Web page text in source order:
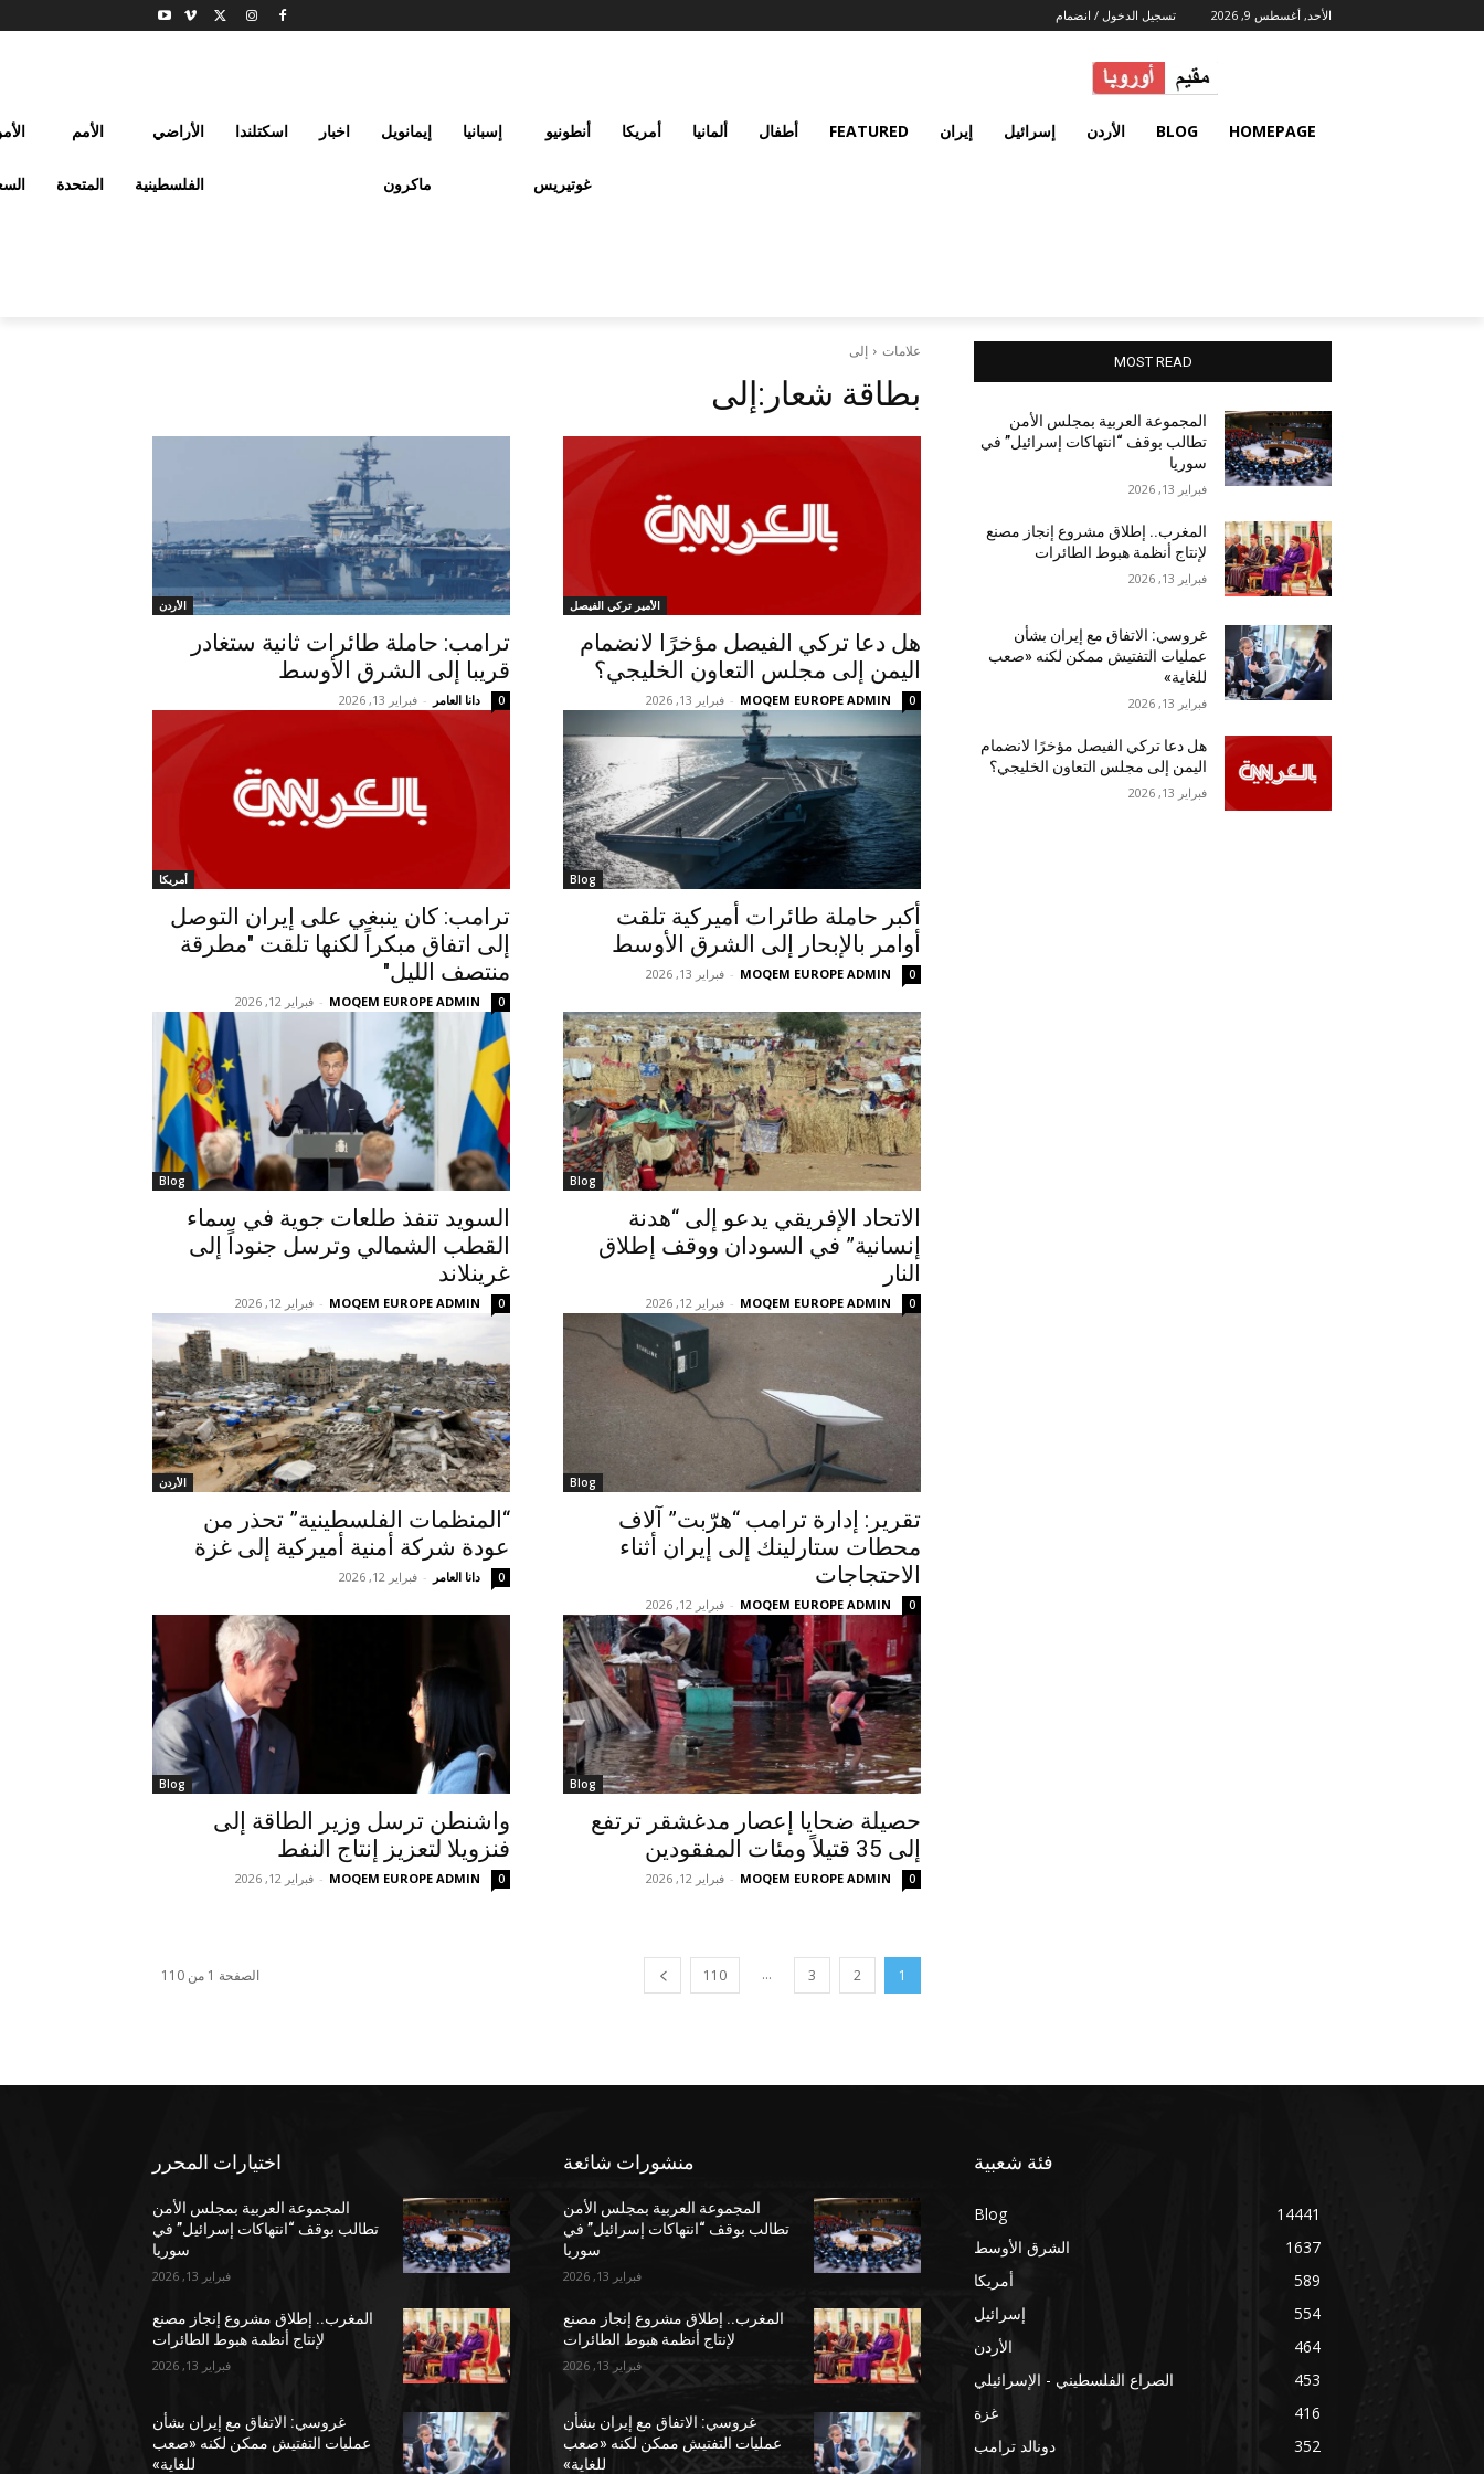
الأحد, أغسطس 9, 2026 تسجيل الدخول / انضمام
HOMEPAGE
BLOG الأردن إسرائيل إيران FEATURED أطفال ألمانيا أمريكا أنطونيو
غوتيريس
إسبانيا إيمانويل
ماكرون
اخبار اسكتلندا الأراضي
الفلسطينية
الأمم
المتحدة
علامات إلى
بطاقة شعار:إلى
الأمير تركي الفيصل
هل دعا تركي الفيصل مؤخرًا لانضمام
اليمن إلى مجلس التعاون الخليجي؟
MOQEM EUROPE ADMIN
- فبراير 13, 2026 0
الأردن
ترامب: حاملة طائرات ثانية ستغادر
قريبا إلى الشرق الأوسط
دانا العامر - فبراير 13, 2026 0
Blog
أكبر حاملة طائرات أميركية تلقت
أوامر بالإبحار إلى الشرق الأوسط
MOQEM EUROPE ADMIN
- فبراير 13, 2026 0
أمريكا
ترامب: كان ينبغي على إيران التوصل
إلى اتفاق مبكراً لكنها تلقت "مطرقة
منتصف الليل"
MOQEM EUROPE ADMIN
- فبراير 12, 2026 0
Blog
الاتحاد الإفريقي يدعو إلى “هدنة
إنسانية” في السودان ووقف إطلاق
النار
MOQEM EUROPE ADMIN
- فبراير 12, 2026 0
Blog
السويد تنفذ طلعات جوية في سماء
القطب الشمالي وترسل جنوداً إلى
غرينلاند
MOQEM EUROPE ADMIN
- فبراير 12, 2026 0
Blog
تقرير: إدارة ترامب “هرّبت” آلاف
محطات ستارلينك إلى إيران أثناء
الاحتجاجات
MOQEM EUROPE ADMIN
- فبراير 12, 2026 0
الأردن
“المنظمات الفلسطينية” تحذر من
عودة شركة أمنية أميركية إلى غزة
دانا العامر - فبراير 12, 2026 0
Blog
حصيلة ضحايا إعصار مدغشقر ترتفع
إلى 35 قتيلاً ومئات المفقودين
MOQEM EUROPE ADMIN
- فبراير 12, 2026 0
Blog
واشنطن ترسل وزير الطاقة إلى
فنزويلا لتعزيز إنتاج النفط
MOQEM EUROPE ADMIN
- فبراير 12, 2026 0
1
2
3
...
110 الصفحة 1 من 110
MOST READ
المجموعة العربية بمجلس الأمن
تطالب بوقف “انتهاكات إسرائيل” في
سوريا
فبراير 13, 2026
المغرب.. إطلاق مشروع إنجاز مصنع
لإنتاج أنظمة هبوط الطائرات
فبراير 13, 2026
غروسي: الاتفاق مع إيران بشأن
عمليات التفتيش ممكن لكنه «صعب
للغاية»
فبراير 13, 2026
هل دعا تركي الفيصل مؤخرًا لانضمام
اليمن إلى مجلس التعاون الخليجي؟
فبراير 13, 2026
اختيارات المحرر
المجموعة العربية بمجلس الأمن
تطالب بوقف “انتهاكات إسرائيل” في
سوريا
فبراير 13, 2026
المغرب.. إطلاق مشروع إنجاز مصنع
لإنتاج أنظمة هبوط الطائرات
فبراير 13, 2026
غروسي: الاتفاق مع إيران بشأن
عمليات التفتيش ممكن لكنه «صعب
للغاية»
منشورات شائعة
المجموعة العربية بمجلس الأمن
تطالب بوقف “انتهاكات إسرائيل” في
سوريا
فبراير 13, 2026
المغرب.. إطلاق مشروع إنجاز مصنع
لإنتاج أنظمة هبوط الطائرات
فبراير 13, 2026
غروسي: الاتفاق مع إيران بشأن
عمليات التفتيش ممكن لكنه «صعب
للغاية»
فئة شعبية
Blog
14441
الشرق الأوسط
1637
أمريكا
589
إسرائيل
554
الأردن
464
الصراع الفلسطيني - الإسرائيلي
453
غزة
416
دونالد ترامب
352